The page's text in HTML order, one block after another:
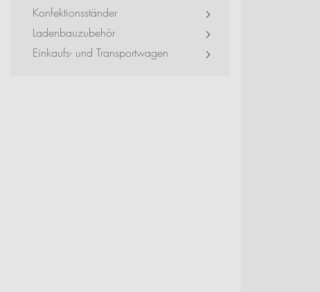
Event + Messe
Dienstleister + Small
Konfektionsständer
Ladenbauzubehör
Einkaufs- und Transportwagen